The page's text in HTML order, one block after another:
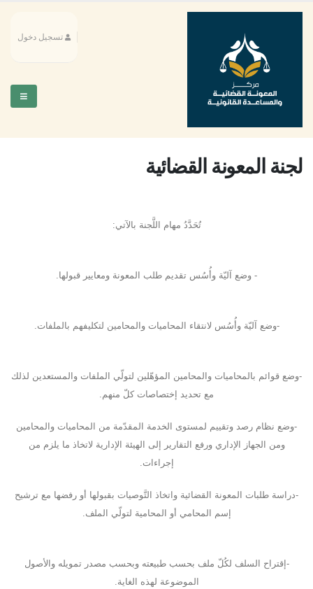
تسجيل دخول
لجنة المعونة القضائية
تُحَدَّدُ مهام اللَّجنة بالآتي:
- وضع آليّة وأُسُس تقديم طلب المعونة ومعايير قبولها.
-وضع آليّة وأُسُس لانتقاء المحاميات والمحامين لتكليفهم بالملفات.
-وضع قوائم بالمحاميات والمحامين المؤهّلين لتولّي الملفات والمستعدين لذلك
مع تحديد إختصاصات كلّ منهم.
-وضع نظام رصد وتقييم لمستوى الخدمة المقدّمة من المحاميات والمحامين
ومن الجهاز الإداري ورفع التقارير إلى الهيئة الإدارية لاتخاذ ما يلزم من
إجراءات.
-دراسة طلبات المعونة القضائية واتخاذ التَّوصيات بقبولها أو رفضها مع ترشيح
إسم المحامي أو المحامية لتولّي الملف.
-إقتراح السلف لكُلّ ملف بحسب طبيعته وبحسب مصدر تمويله والأصول
الموضوعة لهذه الغاية.